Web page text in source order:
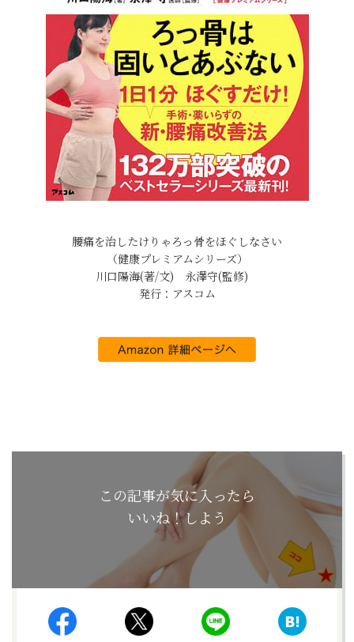
腰痛を治したけりゃろっ骨をほぐしなさい
（健康プレミアムシリーズ）
川口陽海(著/文) 永澤守(監修)
発行：アスコム
この記事が気に入ったら
いいね！しよう